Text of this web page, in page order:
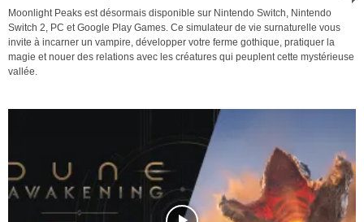
Moonlight Peaks est désormais disponible sur Nintendo Switch, Nintendo
Switch 2, PC et Google Play Games. Ce simulateur de vie surnaturelle vous
invite à incarner un vampire, développer votre ferme gothique, pratiquer la
magie et nouer des relations avec les créatures qui peuplent cette mystérieuse
vallée.